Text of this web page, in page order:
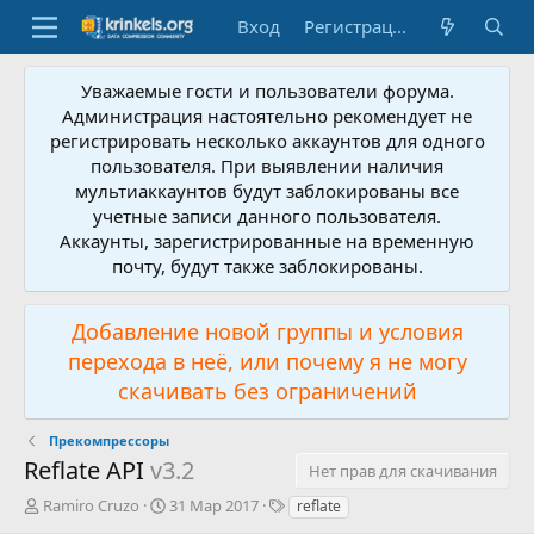
Вход Регистрация
Уважаемые гости и пользователи форума.
Администрация настоятельно рекомендует не
регистрировать несколько аккаунтов для одного
пользователя. При выявлении наличия
мультиаккаунтов будут заблокированы все
учетные записи данного пользователя.
Аккаунты, зарегистрированные на временную
почту, будут также заблокированы.
Добавление новой группы и условия
перехода в неё, или почему я не могу
скачивать без ограничений
Прекомпрессоры
Reflate API v3.2
Нет прав для скачивания
А
Ramiro Cruzo
Д
31 Мар 2017
Т reflate